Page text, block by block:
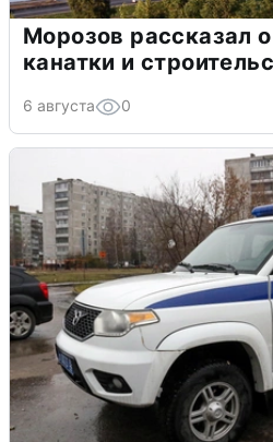
Морозов рассказал
канатки и
6 августа 0